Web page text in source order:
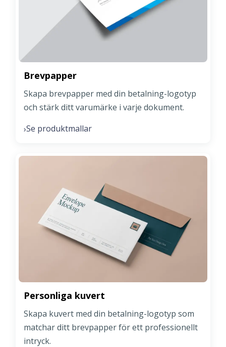
Brevpapper
Skapa brevpapper med din betalning-logotyp
och stärk ditt varumärke i varje dokument.
›Se produktmallar
Personliga kuvert
Skapa kuvert med din betalning-logotyp som
matchar ditt brevpapper för ett professionellt
intryck.